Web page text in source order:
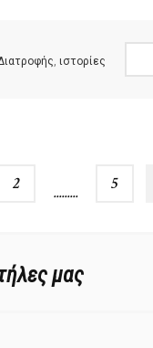
ιστορίες
2 5
μας